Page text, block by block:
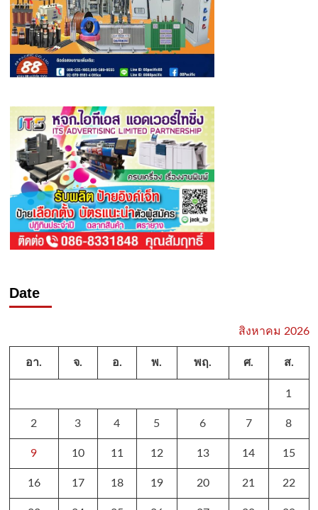
Date
สิงหาคม 2026
อา. จ. อ. พ. พฤ. ศ. ส.
1
2 3 4 5 6 7 8
9 10 11 12 13 14 15
16 17 18 19 20 21 22